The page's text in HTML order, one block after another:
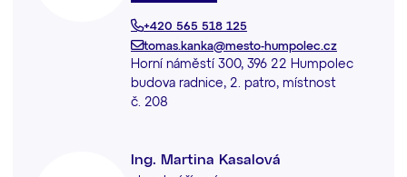
+420 565 518 125
tomas.kanka@mesto-humpolec.cz
Horní náměstí 300, 396 22 Humpolec
budova radnice, 2. patro, místnost
č. 208
Ing. Martina Kasalová